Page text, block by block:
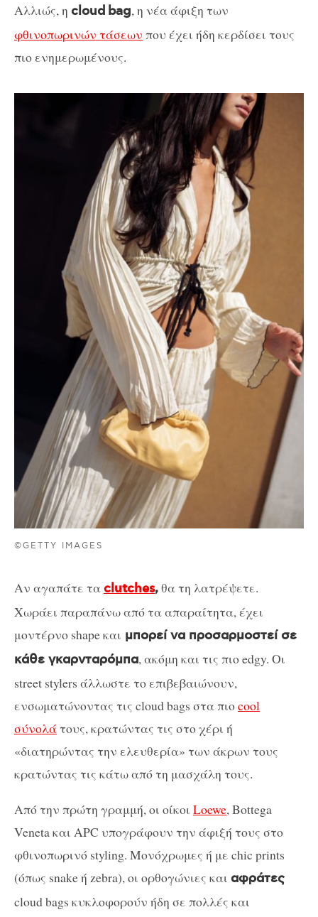
Αλλιώς, η cloud bag, η νέα άφιξη των
φθινοπωρινών τάσεων που έχει ήδη κερδίσει τους
πιο ενημερωμένους.
©GETTY IMAGES
Αν αγαπάτε ταclutches,θα τη λατρέψετε.
Χωράει παραπάνω από τα απαραίτητα, έχει
μοντέρνο shape και μπορεί να προσαρμοστεί σε
κάθε γκαρνταρόμπα, ακόμη και τις πιο edgy. Οι
street stylers άλλωστε το επιβεβαιώνουν,
ενσωματώνοντας τις cloud bags στα πιοcool
σύνολάτους, κρατώντας τις στο χέρι ή
«διατηρώντας την ελευθερία» των άκρων τους
κρατώντας τις κάτω από τη μασχάλη τους.
Από την πρώτη γραμμή, οι οίκοι Loewe, Bottega
Veneta και APC υπογράφουν την άφιξή τους στο
φθινοπωρινό styling. Μονόχρωμες ή με chic prints
(όπως snake ή zebra), οι ορθογώνιες και αφράτες
cloud bags κυκλοφορούν ήδη σε πολλές και